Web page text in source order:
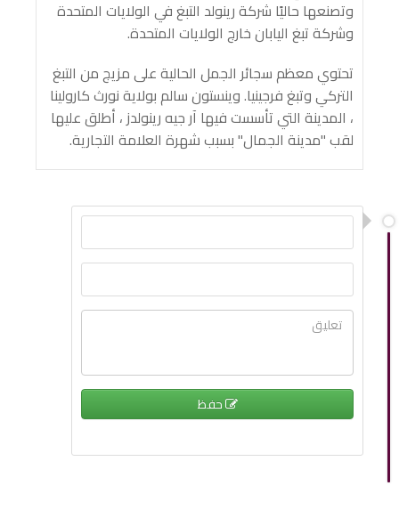
وتصنعها حاليًا شركة رينولد التبغ في الولايات المتحدة
وشركة تبغ اليابان خارج الولايات المتحدة.
تحتوي معظم سجائر الجمل الحالية على مزيج من التبغ
التركي وتبغ فرجينيا. وينستون سالم بولاية نورث كارولينا
، المدينة التي تأسست فيها آر جيه رينولدز ، أطلق عليها
لقب "مدينة الجمال" بسبب شهرة العلامة التجارية.
حفظ